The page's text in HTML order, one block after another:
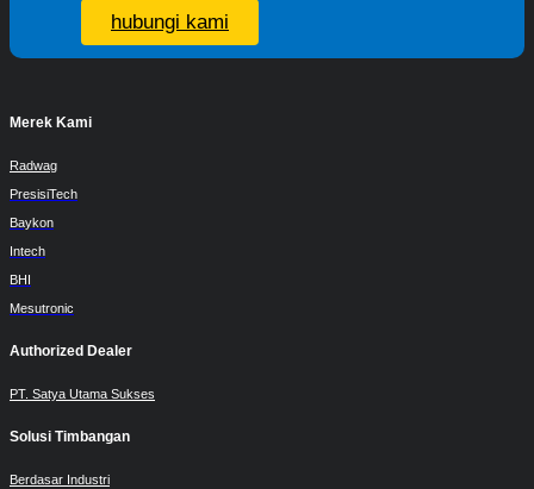
hubungi kami
Merek Kami
Radwag
PresisiTech
Baykon
Intech
BHI
Mesutronic
Authorized Dealer
PT. Satya Utama Sukses
Solusi Timbangan
Berdasar Industri